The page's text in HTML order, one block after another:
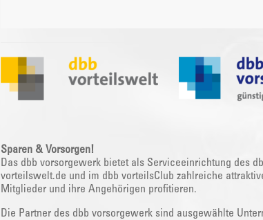
Sparen & Vorsorgen!
Das dbb vorsorgewerk bietet als Serviceeinrichtung des
vorteilswelt.de und im dbb vorteilsClub zahlreiche
Mitglieder und ihre Angehörigen profitieren.
Die Partner des dbb vorsorgewerk sind ausgewählte